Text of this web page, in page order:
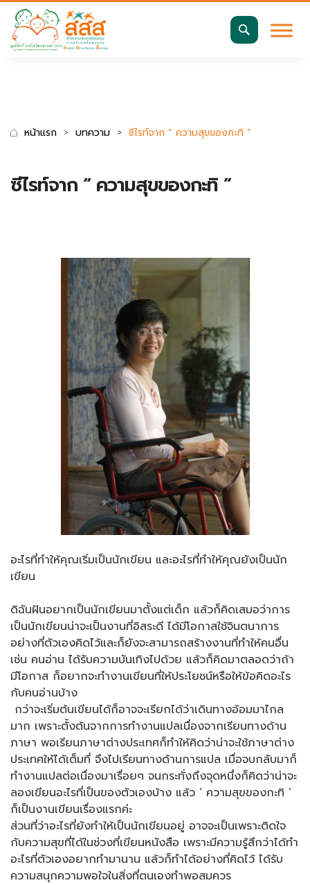
มาตรฐานการเข้าถึงเว็บ WCAG 2.2 AA
หน้าแรก บทความ ซีไรท์จาก “ ความสุขของกะทิ ”
ซีไรท์จาก “ ความสุขของกะทิ ”
อะไรที่ทำให้คุณเริ่มเป็นนักเขียน และอะไรที่ทำให้คุณยังเป็นนัก
เขียน
ดิฉันฝันอยากเป็นนักเขียนมาตั้งแต่เด็ก แล้วก็คิดเสมอว่าการ
เป็นนักเขียนน่าจะเป็นงานที่อิสระดี ได้มีโอกาสใช้จินตนาการ
อย่างที่ตัวเองคิดไว้และก็ยังจะสามารถสร้างงานที่ทำให้คนอื่น
เช่น คนอ่าน ได้รับความบันเทิงไปด้วย แล้วก็คิดมาตลอดว่าถ้า
มีโอกาส ก็อยากจะทำงานเขียนที่ให้ประโยชน์หรือให้ข้อคิดอะไร
กับคนอ่านบ้าง
กว่าจะเริ่มต้นเขียนได้ก็อาจจะเรียกได้ว่าเดินทางอ้อมมาไกล
มาก เพราะตั้งต้นจากการทำงานแปลเนื่องจากเรียนทางด้าน
ภาษา พอเรียนภาษาต่างประเทศก็ทำให้คิดว่าน่าจะใช้ภาษาต่าง
ประเทศให้ได้เต็มที่ จึงไปเรียนทางด้านการแปล เมื่อจบกลับมาก็
ทำงานแปลต่อเนื่องมาเรื่อยๆ จนกระทั่งถึงจุดหนึ่งก็คิดว่าน่าจะ
ลองเขียนอะไรที่เป็นของตัวเองบ้าง แล้ว ‘ ความสุขของกะทิ ‘
ก็เป็นงานเขียนเรื่องแรกค่ะ
ส่วนที่ว่าอะไรที่ยังทำให้เป็นนักเขียนอยู่ อาจจะเป็นเพราะติดใจ
กับความสุขที่ได้ในช่วงที่เขียนหนังสือ เพราะมีความรู้สึกว่าได้ทำ
อะไรที่ตัวเองอยากทำมานาน แล้วก็ทำได้อย่างที่คิดไว้ ได้รับ
ความสนุกความพอใจในสิ่งที่ตนเองทำพอสมควร